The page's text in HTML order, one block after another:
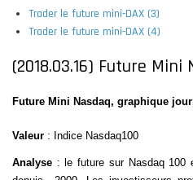
Trader le future mini-DAX (3)
Trader le future mini-DAX (4)
(2018.03.16) Future Mini
Future Mini Nasdaq, graphique
Valeur : Indice Nasdaq100
Analyse : le future sur Nasdaq 100